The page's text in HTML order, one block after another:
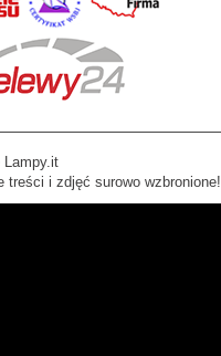
Lampy.it
treści i zdjęć surowo wzbronione!